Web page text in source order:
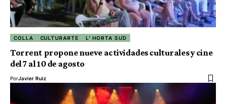
COLLA CULTURARTE L' HORTA SUD
Torrent propone nueve actividades culturales y cine
del 7 al 10 de agosto
PorJavier Ruiz